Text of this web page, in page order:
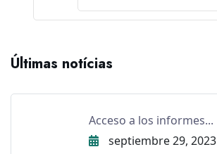
Últimas notícias
Acceso a los informes...
septiembre 29, 2023